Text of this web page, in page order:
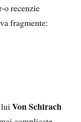
o recenzie
fragmente:
luiVon Schirach